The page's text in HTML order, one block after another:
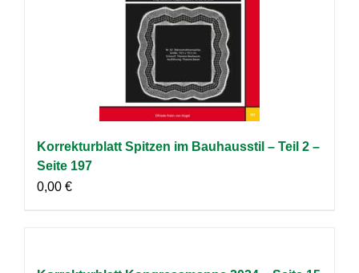
Korrekturblatt Spitzen im Bauhausstil – Teil 2 –
Seite 197
0,00 €